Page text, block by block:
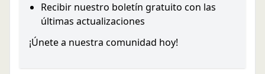
Recibir nuestro boletín gratuito con las
últimas actualizaciones
¡Únete a nuestra comunidad hoy!